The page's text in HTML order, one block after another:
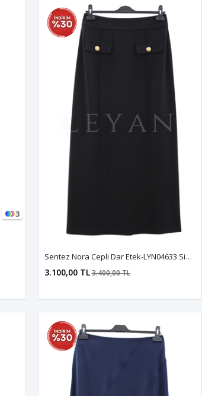
3
Sentez Nora Cepli Dar Etek-LYN04633 Siyah
3.100,00 TL3.400,00 TL